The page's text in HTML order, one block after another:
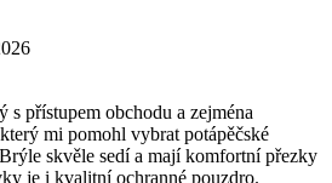
s přístupem obchodu a zejména
mi pomohl vybrat potápěčské
skvěle sedí a mají komfortní přezky
je i kvalitní ochranné pouzdro.